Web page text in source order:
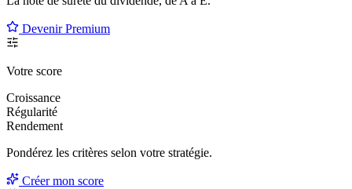
Devenir Premium
Votre score
Croissance
Régularité
Rendement
Pondérez les critères selon votre stratégie.
Créer mon score